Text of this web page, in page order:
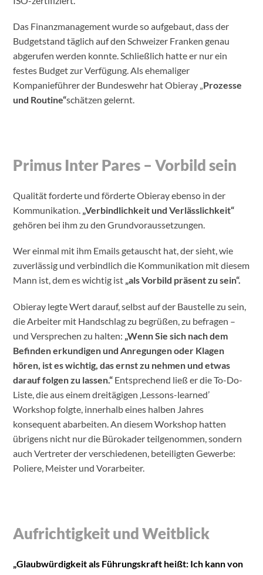
Das Finanzmanagement wurde so aufgebaut, dass der
Budgetstand täglich auf den Schweizer Franken genau
abgerufen werden konnte. Schließlich hatte er nur ein
festes Budget zur Verfügung. Als ehemaliger
Kompanieführer der Bundeswehr hat Obieray „ Prozesse
und Routine“schätzen gelernt.
Primus Inter Pares – Vorbild sein
Qualität forderte und förderte Obieray ebenso in der
Kommunikation. „Verbindlichkeit und Verlässlichkeit“
gehören bei ihm zu den Grundvoraussetzungen.
Wer einmal mit ihm Emails getauscht hat, der sieht, wie
zuverlässig und verbindlich die Kommunikation mit diesem
Mann ist, dem es wichtig ist „als Vorbild präsent zu sein“.
Obieray legte Wert darauf, selbst auf der Baustelle zu sein,
die Arbeiter mit Handschlag zu begrüßen, zu befragen –
und Versprechen zu halten: „Wenn Sie sich nach dem
Befinden erkundigen und Anregungen oder Klagen
hören, ist es wichtig, das ernst zu nehmen und etwas
darauf folgen zu lassen.“ Entsprechend ließ er die To-Do-
Liste, die aus einem dreitägigen ‚Lessons-learned’
Workshop folgte, innerhalb eines halben Jahres
konsequent abarbeiten. An diesem Workshop hatten
übrigens nicht nur die Bürokader teilgenommen, sondern
auch Vertreter der verschiedenen, beteiligten Gewerbe:
Poliere, Meister und Vorarbeiter.
Aufrichtigkeit und Weitblick
„Glaubwürdigkeit als Führungskraft heißt: Ich kann von